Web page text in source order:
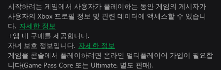
시작하려는 게임에서 사용자가 플레이하는 동안 게임의 게시자가
사용자의 Xbox 프로필 정보 및 관련 데이터에 액세스할 수 있습니
다. 자세한 정보
+앱 내 구매를 제공합니다.
자녀 보호 정보입니다. 자세한 정보
게임을 콘솔에서 플레이하려면 온라인 멀티플레이어 가입이 필요합
니다(Game Pass Core 또는 Ultimate, 별도 판매).